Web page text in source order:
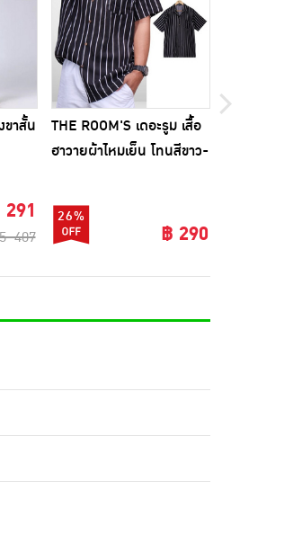
ขาสั้น
THE ROOM'S เดอะรูม เสื้อ
ฮาวายผ้าไหมเย็น โทนสีขาว-
26%
฿ 290